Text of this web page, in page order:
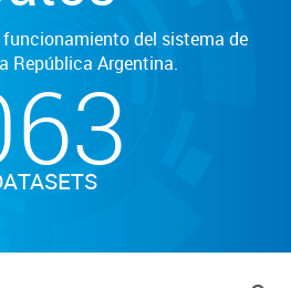
del sistema de
República Argentina.